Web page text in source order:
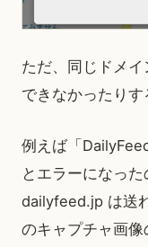
ただ、同じドメ
できなかったりす
例えば「
とエラーになっ
dailyfeed.jp は送
のキャプチャ画